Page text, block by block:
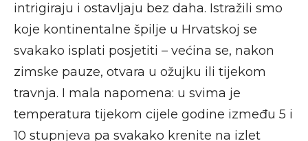
intrigiraju i ostavljaju bez daha. Istražili smo
koje kontinentalne špilje u Hrvatskoj se
svakako isplati posjetiti – većina se, nakon
zimske pauze, otvara u ožujku ili tijekom
travnja. I mala napomena: u svima je
temperatura tijekom cijele godine između 5 i
10 stupnjeva pa svakako krenite na izlet